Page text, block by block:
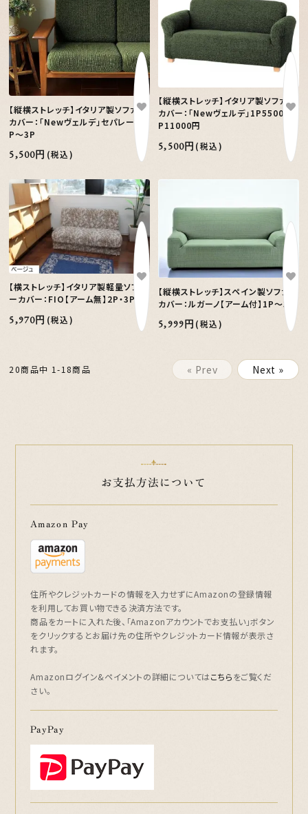
【縦横ストレッチ】イタリア製ソファー
カバー：「Newヴェルデ」セパレート2
P～3P
5,500円 (税込)
【縦横ストレッチ】イタリア製ソファー
カバー：「Newヴェルデ」1P5500～2
P11000円
5,500円 (税込)
【横ストレッチ】イタリア製軽量ソファ
ーカバー：FIO【アーム無】2P・3P
5,970円 (税込)
【縦横ストレッチ】スペイン製ソファー
カバー：ルガーノ【アーム付】1P～3P
5,999円 (税込)
20商品中 1-18商品 « Prev Next »
お支払方法について
Amazon Pay
住所やクレジットカードの情報を入力せずにAmazonの登録情報
を利用してお買い物できる決済方法です。
商品をカートに入れた後、「Amazonアカウントでお支払い」ボタン
をクリックするとお届け先の住所やクレジットカード情報が表示さ
れます。
Amazonログイン&ペイメントの詳細についてはこちらをご覧くだ
さい。
PayPay